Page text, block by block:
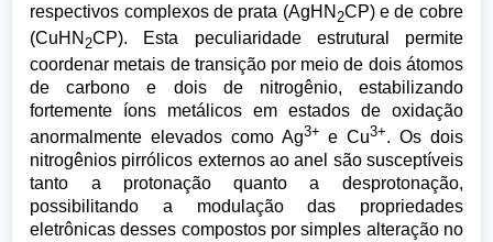
respectivos complexos de prata (AgHN 2CP) e de cobre
(CuHN 2CP). Esta peculiaridade estrutural permite
coordenar metais de transição por meio de dois átomos
de carbono e dois de nitrogênio, estabilizando
fortemente íons metálicos em estados de oxidação
anormalmente elevados como Ag3+ e Cu3+. Os dois
nitrogênios pirrólicos externos ao anel são susceptíveis
tanto a protonação quanto a desprotonação,
possibilitando a modulação das propriedades
eletrônicas desses compostos por simples alteração no